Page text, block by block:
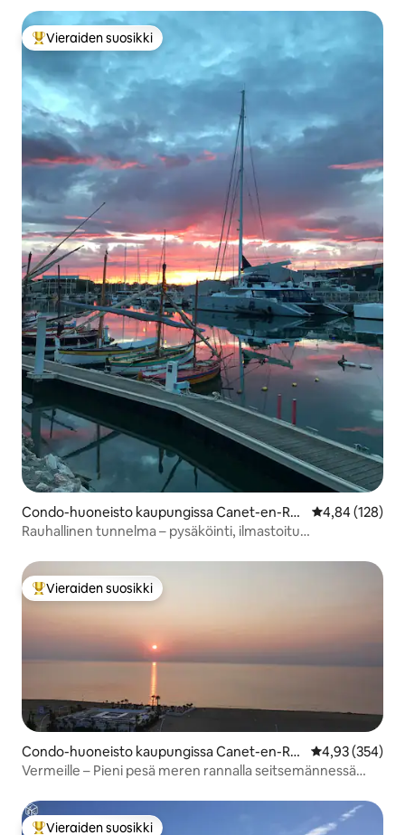
Vieraiden suosikkien parhaimmistoa
Vieraiden suosikki
Condo-huoneisto kaupungissa Canet-en-Ro
ussillon
4,84 (128)
Rauhallinen tunnelma – pysäköinti, ilmastoitu
Vieraiden suosikkien parhaimmistoa
Vieraiden suosikki
Condo-huoneisto kaupungissa Canet-en-Ro
ussillon
4,93 (354)
Vermeille – Pieni pesä meren rannalla seitsemännessä
Vieraiden suosikki